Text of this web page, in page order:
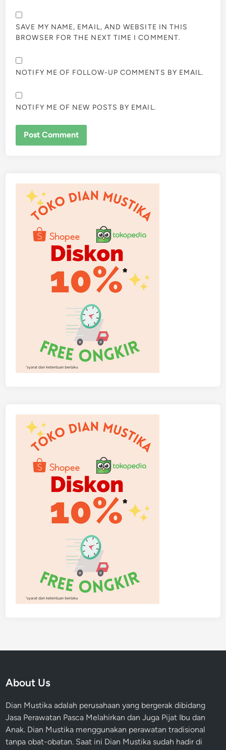
SAVE MY NAME, EMAIL, AND WEBSITE IN THIS
BROWSER FOR THE NEXT TIME I COMMENT.
NOTIFY ME OF FOLLOW-UP COMMENTS BY EMAIL.
NOTIFY ME OF NEW POSTS BY EMAIL.
About Us
Dian Mustika adalah perusahaan yang bergerak dibidang
Jasa Perawatan Pasca Melahirkan dan Juga Pijat Ibu dan
Anak. Dian Mustika menggunakan perawatan tradisional
tanpa obat-obatan. Saat ini Dian Mustika sudah hadir di